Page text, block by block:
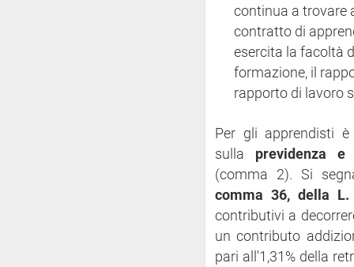
continua a trovare
contratto di
esercita la facoltà
formazione, il
rapporto di lavoro
Per gli apprendisti
sulla previdenza e
(comma 2). Si
comma 36, della L.
contributivi a
un contributo
pari all'1,31% della